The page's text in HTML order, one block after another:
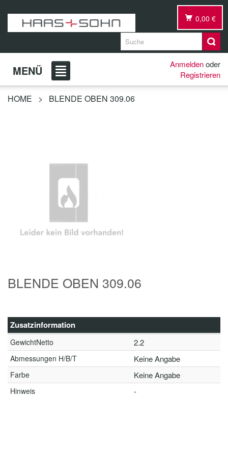
0,00 €
MENÜ Anmeldenoder
Registrieren
HOME > BLENDE OBEN 309.06
BLENDE OBEN 309.06
Zusatzinformation
GewichtNetto 2.2
Abmessungen H/B/T Keine Angabe
Farbe Keine Angabe
Hinweis -